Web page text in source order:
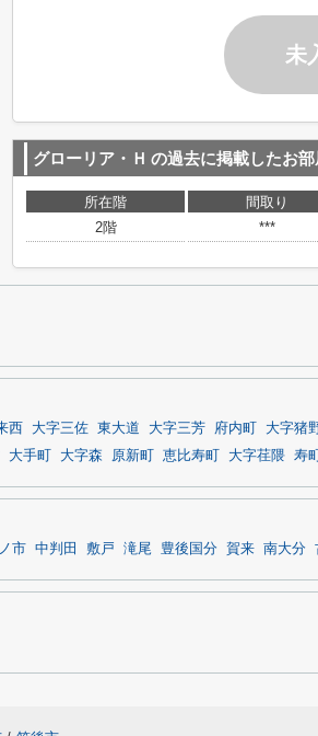
未
グローリア・Ｈ の過去に掲載したお部
所在階 間取り
2階
***
西 大字三佐 東大道 大字三芳 府内町 大字猪
大手町 大字森 原新町 恵比寿町 大字荏隈 寿町
市 中判田 敷戸 滝尾 豊後国分 賀来 南大分